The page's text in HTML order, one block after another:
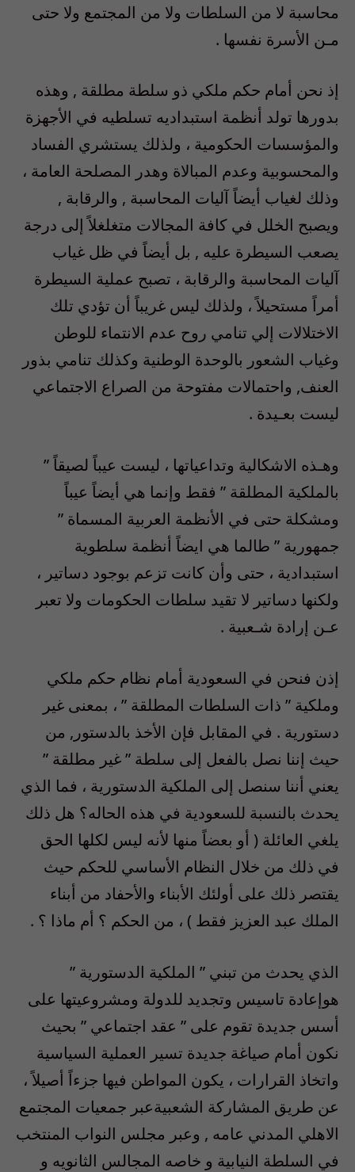
محاسبة لا من السلطات ولا من المجتمع ولا حتى
مـن الأسرة نفسها .
إذ نحن أمام حكم ملكي ذو سلطة مطلقة , وهذه
بدورها تولد أنظمة استبداديه تسلطيه في الأجهزة
والمؤسسات الحكومية ، ولذلك يستشري الفساد
والمحسوبية وعدم المبالاة وهدر المصلحة العامة ،
وذلك لغياب أيضاً آليات المحاسبة , والرقابة ,
ويصبح الخلل في كافة المجالات متغلغلاً إلى درجة
يصعب السيطرة عليه , بل أيضاً في ظل غياب
آليات المحاسبة والرقابة ، تصبح عملية السيطرة
أمراً مستحيلاً ، ولذلك ليس غريباً أن تؤدي تلك
الاختلالات إلي تنامي روح عدم الانتماء للوطن
وغياب الشعور بالوحدة الوطنية وكذلك تنامي بذور
العنف, واحتمالات مفتوحة من الصراع الاجتماعي
ليست بعـيدة .
وهـذه الاشكالية وتداعياتها ، ليست عيباً لصيقاً ”
بالملكية المطلقة ” فقط وإنما هي أيضاً عيباً
ومشكلة حتى في الأنظمة العربية المسماة ”
جمهورية ” طالما هي ايضاً أنظمة سلطوية
استبدادية ، حتى وأن كانت تزعم بوجود دساتير ،
ولكنها دساتير لا تقيد سلطات الحكومات ولا تعبر
عـن إرادة شـعبية .
إذن فنحن في السعودية أمام نظام حكم ملكي
وملكية ” ذات السلطات المطلقة ” ، بمعنى غير
دستورية . في المقابل فإن الأخذ بالدستور, من
حيث إننا نصل بالفعل إلى سلطة ” غير مطلقة ”
يعني أننا سنصل إلى الملكية الدستورية ، فما الذي
يحدث بالنسبة للسعودية في هذه الحاله؟ هل ذلك
يلغي العائلة ( أو بعضاً منها لأنه ليس لكلها الحق
في ذلك من خلال النظام الأساسي للحكم حيث
يقتصر ذلك على أولئك الأبناء والأحفاد من أبناء
الملك عبد العزيز فقط ) ، من الحكم ؟ أم ماذا ؟ .
الذي يحدث من تبني ” الملكية الدستورية ”
هوإعادة تاسيس وتجديد للدولة ومشروعيتها على
أسس جديدة تقوم على ” عقد اجتماعي ” بحيث
نكون أمام صياغة جديدة تسير العملية السياسية
واتخاذ القرارات ، يكون المواطن فيها جزءاً أصيلاً ،
عن طريق المشاركة الشعبيةعبر جمعيات المجتمع
الاهلي المدني عامه , وعبر مجلس النواب المنتخب
في السلطة النيابية و خاصه المجالس الثانويه و